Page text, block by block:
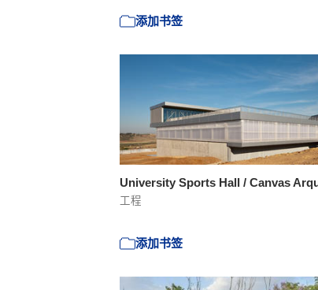
添加书签
University Sports Hall / Canvas
工程
添加书签